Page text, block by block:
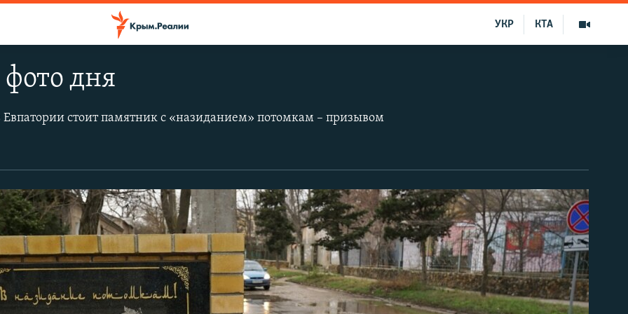
КТА
УКР
дня
Евпатории стоит памятник с «назиданием» потомкам – призывом